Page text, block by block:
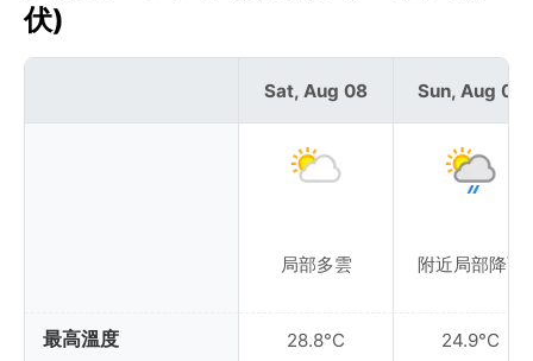
伏)
最高溫度
Sat, Aug 08
局部多雲
28.8°C
Sun, Aug 09
附近局部降雨
24.9°C